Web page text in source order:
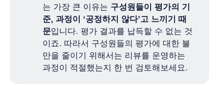
는 가장 큰 이유는 구성원들이 평가의 기
준, 과정이 ‘공정하지 않다’고 느끼기 때
문입니다. 평가 결과를 납득할 수 없는 것
이죠. 따라서 구성원들의 평가에 대한 불
만을 줄이기 위해서는 리뷰를 운영하는
과정이 적절했는지 한 번 검토해보세요.